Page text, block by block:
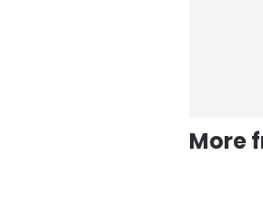
More